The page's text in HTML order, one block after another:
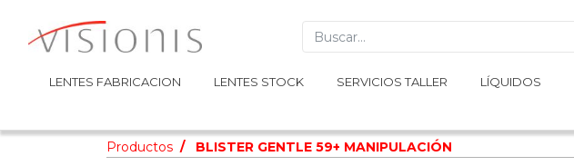
LENTES FABRICACION LENTES STOCK SERVICIOS TALLER LÍQUIDOS
LENTES FABRICACION LENTES STOCK SERVICIOS TALLER LÍQUIDOS
Productos BLISTER GENTLE 59+ MANIPULACIÓN